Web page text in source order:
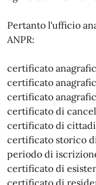
Pertanto l'ufficio
ANPR:
certificato
certificato
certificato
certificato di
certificato di
certificato storico
periodo di
certificato di
certificato di